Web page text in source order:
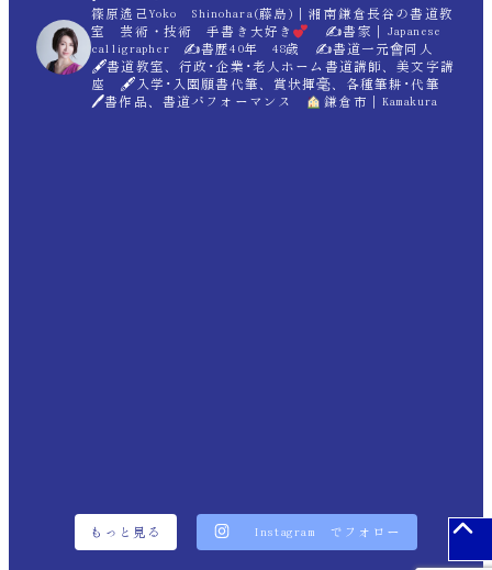
篠原遙己Yoko Shinohara(藤島)｜湘南鎌倉長谷の書道教
室 芸術・技術 手書き大好き
✍書家｜Japanese
calligrapher ✍書歴40年 48歳 ✍書道一元會同人
🖋書道教室、行政･企業･老人ホーム書道講師、美文字講
座 🖋入学･入園願書代筆、賞状揮毫、各種筆耕･代筆
🖊書作品、書道パフォーマンス
鎌倉市｜Kamakura
もっと見る Instagram でフォロー